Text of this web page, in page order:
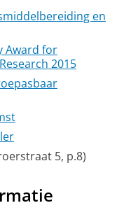
en
Award for
2015
5, p.8)